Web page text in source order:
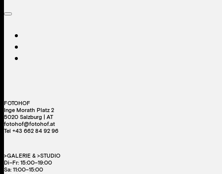
FOTOHOF
Inge Morath Platz 2
5020 Salzburg | AT
fotohof@fotohof.at
Tel +43 662 84 92 96
>GALERIE & >STUDIO
Di–Fr: 15:00–19:00
Sa: 11:00–15:00